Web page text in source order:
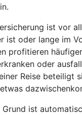
ist vor
ist oder lange im
profitieren
oder
Reise beteiligt
ist